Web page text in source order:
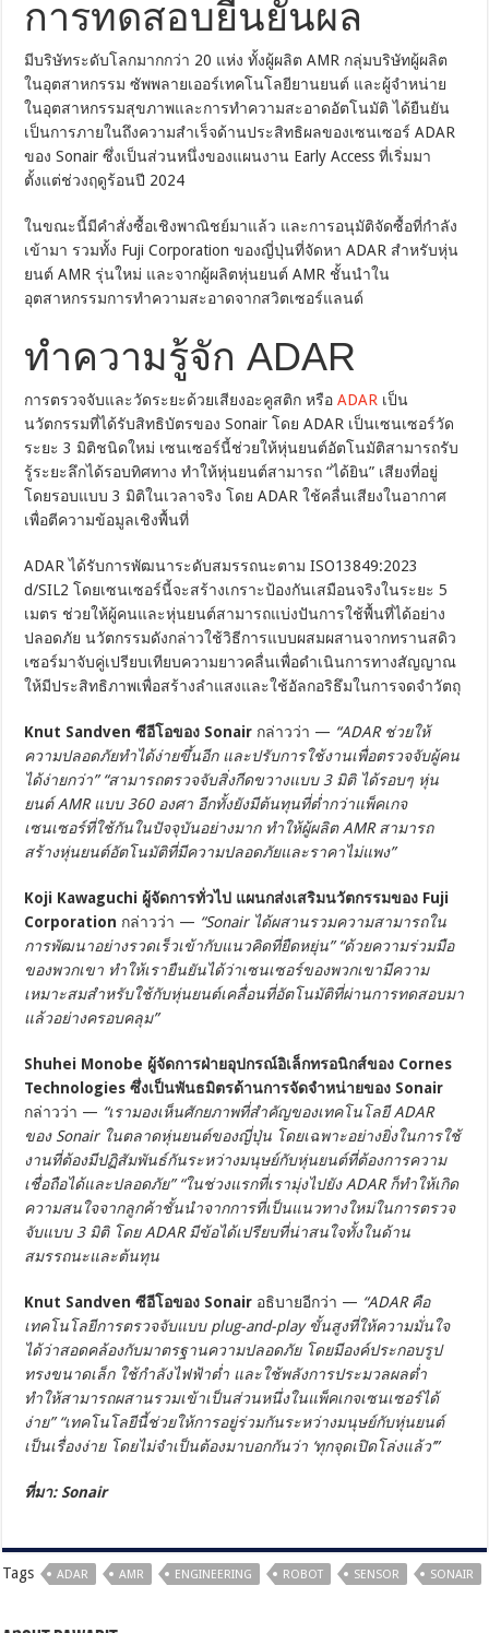
การทดสอบยืนยันผล
มีบริษัทระดับโลกมากกว่า 20 แห่ง ทั้งผู้ผลิต AMR กลุ่มบริษัทผู้ผลิต
ในอุตสาหกรรม ซัพพลายเออร์เทคโนโลยียานยนต์ และผู้จำหน่าย
ในอุตสาหกรรมสุขภาพและการทำความสะอาดอัตโนมัติ ได้ยืนยัน
เป็นการภายในถึงความสำเร็จด้านประสิทธิผลของเซนเซอร์ ADAR
ของ Sonair ซึ่งเป็นส่วนหนึ่งของแผนงาน Early Access ที่เริ่มมา
ตั้งแต่ช่วงฤดูร้อนปี 2024
ในขณะนี้มีคำสั่งซื้อเชิงพาณิชย์มาแล้ว และการอนุมัติจัดซื้อที่กำลัง
เข้ามา รวมทั้ง Fuji Corporation ของญี่ปุ่นที่จัดหา ADAR สำหรับหุ่น
ยนต์ AMR รุ่นใหม่ และจากผู้ผลิตหุ่นยนต์ AMR ชั้นนำใน
อุตสาหกรรมการทำความสะอาดจากสวิตเซอร์แลนด์
ทำความรู้จัก ADAR
การตรวจจับและวัดระยะด้วยเสียงอะคูสติก หรือADAR เป็น
นวัตกรรมที่ได้รับสิทธิบัตรของ Sonair โดย ADAR เป็นเซนเซอร์วัด
ระยะ 3 มิติชนิดใหม่ เซนเซอร์นี้ช่วยให้หุ่นยนต์อัตโนมัติสามารถรับ
รู้ระยะลึกได้รอบทิศทาง ทำให้หุ่นยนต์สามารถ “ได้ยิน” เสียงที่อยู่
โดยรอบแบบ 3 มิติในเวลาจริง โดย ADAR ใช้คลื่นเสียงในอากาศ
เพื่อตีความข้อมูลเชิงพื้นที่
ADAR ได้รับการพัฒนาระดับสมรรถนะตาม ISO13849:2023
d/SIL2 โดยเซนเซอร์นี้จะสร้างเกราะป้องกันเสมือนจริงในระยะ 5
เมตร ช่วยให้ผู้คนและหุ่นยนต์สามารถแบ่งปันการใช้พื้นที่ได้อย่าง
ปลอดภัย นวัตกรรมดังกล่าวใช้วิธีการแบบผสมผสานจากทรานสดิว
เซอร์มาจับคู่เปรียบเทียบความยาวคลื่นเพื่อดำเนินการทางสัญญาณ
ให้มีประสิทธิภาพเพื่อสร้างลำแสงและใช้อัลกอริธึมในการจดจำวัตถุ
Knut Sandven ซีอีโอของ Sonair กล่าวว่า — “ADAR ช่วยให้
ความปลอดภัยทำได้ง่ายขึ้นอีก และปรับการใช้งานเพื่อตรวจจับผู้คน
ได้ง่ายกว่า” “สามารถตรวจจับสิ่งกีดขวางแบบ 3 มิติ ได้รอบๆ หุ่น
ยนต์ AMR แบบ 360 องศา อีกทั้งยังมีต้นทุนที่ต่ำกว่าแพ็คเกจ
เซนเซอร์ที่ใช้กันในปัจจุบันอย่างมาก ทำให้ผู้ผลิต AMR สามารถ
สร้างหุ่นยนต์อัตโนมัติที่มีความปลอดภัยและราคาไม่แพง”
Koji Kawaguchi ผู้จัดการทั่วไป แผนกส่งเสริมนวัตกรรมของ Fuji
Corporation กล่าวว่า — “Sonair ได้ผสานรวมความสามารถใน
การพัฒนาอย่างรวดเร็วเข้ากับแนวคิดที่ยืดหยุ่น” “ด้วยความร่วมมือ
ของพวกเขา ทำให้เรายืนยันได้ว่าเซนเซอร์ของพวกเขามีความ
เหมาะสมสำหรับใช้กับหุ่นยนต์เคลื่อนที่อัตโนมัติที่ผ่านการทดสอบมา
แล้วอย่างครอบคลุม”
Shuhei Monobe ผู้จัดการฝ่ายอุปกรณ์อิเล็กทรอนิกส์ของ Cornes
Technologies ซึ่งเป็นพันธมิตรด้านการจัดจำหน่ายของ Sonair
กล่าวว่า — “เรามองเห็นศักยภาพที่สำคัญของเทคโนโลยี ADAR
ของ Sonair ในตลาดหุ่นยนต์ของญี่ปุ่น โดยเฉพาะอย่างยิ่งในการใช้
งานที่ต้องมีปฏิสัมพันธ์กันระหว่างมนุษย์กับหุ่นยนต์ที่ต้องการความ
เชื่อถือได้และปลอดภัย” “ในช่วงแรกที่เรามุ่งไปยัง ADAR ก็ทำให้เกิด
ความสนใจจากลูกค้าชั้นนำจากการที่เป็นแนวทางใหม่ในการตรวจ
จับแบบ 3 มิติ โดย ADAR มีข้อได้เปรียบที่น่าสนใจทั้งในด้าน
สมรรถนะและต้นทุน
Knut Sandven ซีอีโอของ Sonair อธิบายอีกว่า — “ADAR คือ
เทคโนโลยีการตรวจจับแบบ plug-and-play ขั้นสูงที่ให้ความมั่นใจ
ได้ว่าสอดคล้องกับมาตรฐานความปลอดภัย โดยมีองค์ประกอบรูป
ทรงขนาดเล็ก ใช้กำลังไฟฟ้าต่ำ และใช้พลังการประมวลผลต่ำ
ทำให้สามารถผสานรวมเข้าเป็นส่วนหนึ่งในแพ็คเกจเซนเซอร์ได้
ง่าย” “เทคโนโลยีนี้ช่วยให้การอยู่ร่วมกันระหว่างมนุษย์กับหุ่นยนต์
เป็นเรื่องง่าย โดยไม่จำเป็นต้องมาบอกกันว่า ‘ทุกจุดเปิดโล่งแล้ว’”
ที่มา: Sonair
Tags ADAR AMR ENGINEERING ROBOT SENSOR SONAIR